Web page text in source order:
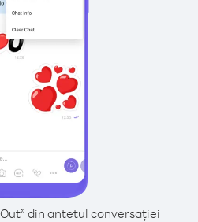
din antetul conversației